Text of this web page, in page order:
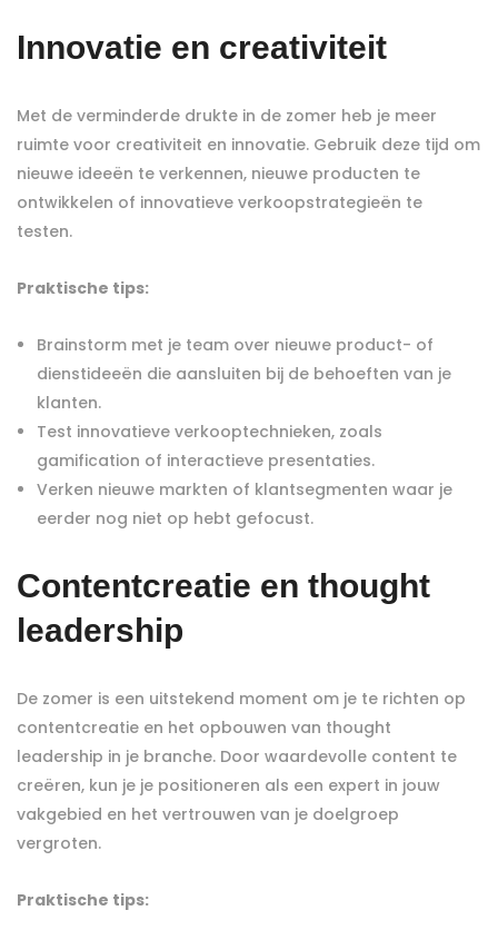
Innovatie en creativiteit
Met de verminderde drukte in de zomer heb je meer
ruimte voor creativiteit en innovatie. Gebruik deze tijd om
nieuwe ideeën te verkennen, nieuwe producten te
ontwikkelen of innovatieve verkoopstrategieën te
testen.
Praktische tips:
Brainstorm met je team over nieuwe product- of
dienstideeën die aansluiten bij de behoeften van je
klanten.
Test innovatieve verkooptechnieken, zoals
gamification of interactieve presentaties.
Verken nieuwe markten of klantsegmenten waar je
eerder nog niet op hebt gefocust.
Contentcreatie en thought
leadership
De zomer is een uitstekend moment om je te richten op
contentcreatie en het opbouwen van thought
leadership in je branche. Door waardevolle content te
creëren, kun je je positioneren als een expert in jouw
vakgebied en het vertrouwen van je doelgroep
vergroten.
Praktische tips: